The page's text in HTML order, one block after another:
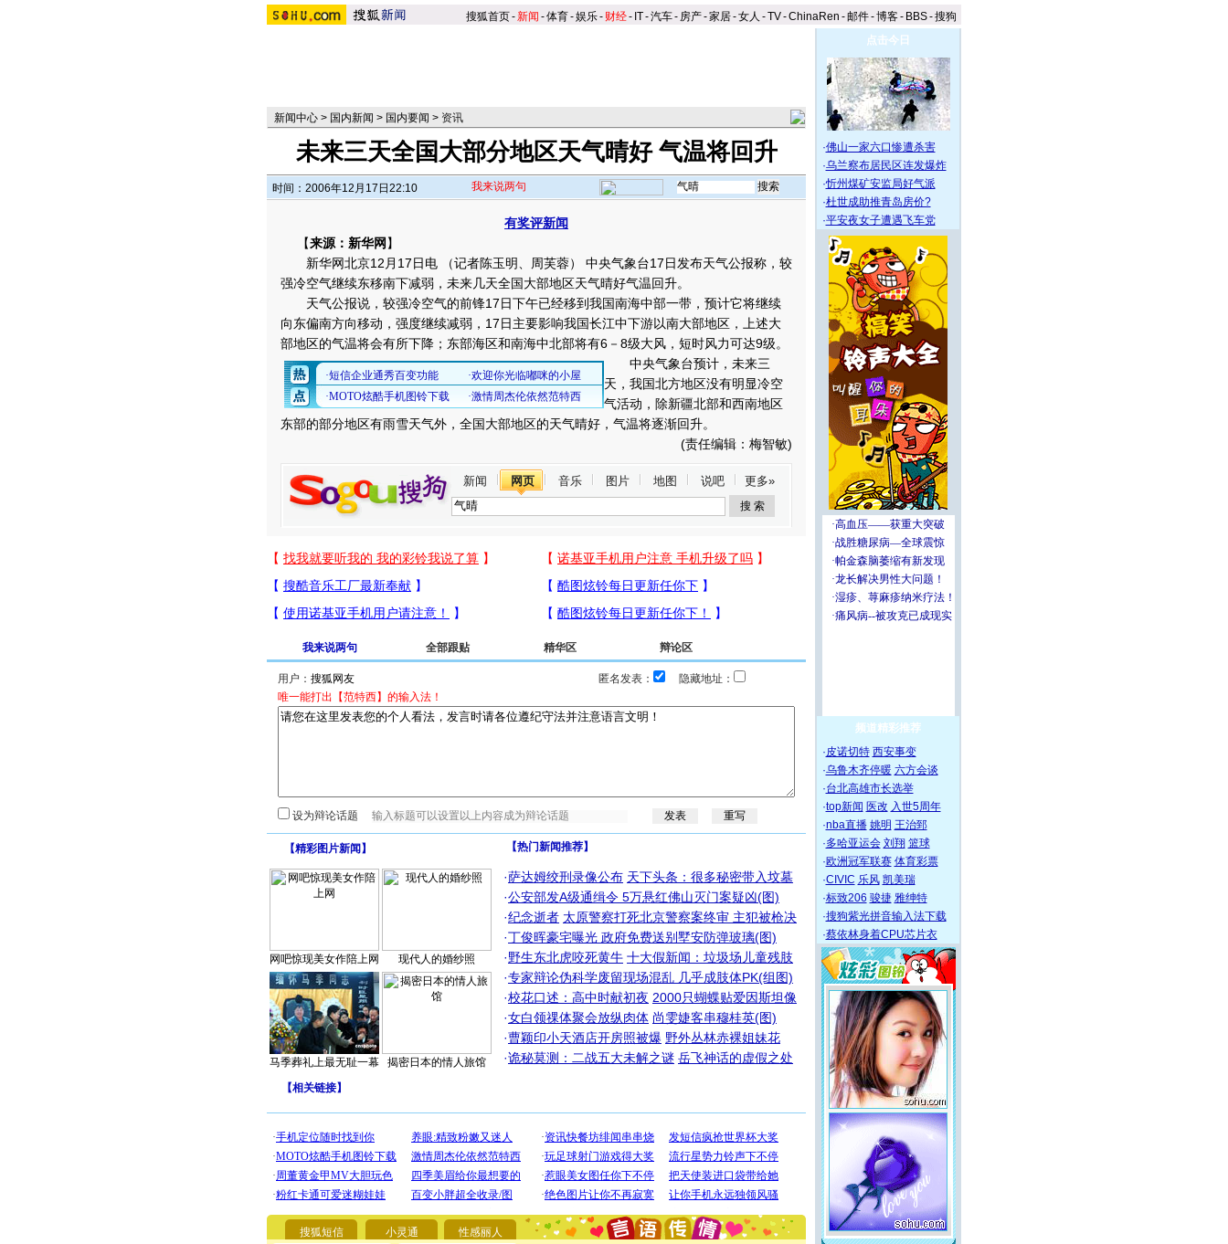
搜狐首页-新闻 -体育-娱乐- 财经- IT-汽车- 房产-家居-女人 -TV-ChinaRen -邮件-博客- BBS-搜狗
新闻中心 > 国内新闻 > 国内要闻 > 资讯
未来三天全国大部分地区天气晴好 气温将回升
时间：2006年12月17日22:10 我来说两句
有奖评新闻
【来源：新华网 】
新华网北京12月17日电 （记者陈玉明、周芙蓉） 中央气象台17日发布天气公报称，较
强冷空气继续东移南下减弱，未来几天全国大部地区天气晴好气温回升。
天气公报说，较强冷空气的前锋17日下午已经移到我国南海中部一带，预计它将继续
向东偏南方向移动，强度继续减弱，17日主要影响我国长江中下游以南大部地区，上述大
部地区的气温将会有所下降；东部海区和南海中北部将有6－8级大风，短时风力可达9级。
中央气象台预计，未来三
天，我国北方地区没有明显冷空
气活动，除新疆北部和西南地区
东部的部分地区有雨雪天气外，全国大部地区的天气晴好，气温将逐渐回升。
(责任编辑：梅智敏)
新闻 网页 音乐 图片 地图 说吧 更多»
我来说两句 全部跟贴 精华区 辩论区
用户： 匿名发表：
隐藏地址：
唯一能打出【范特西】的输入法！
设为辩论话题
【精彩图片新闻 】
网吧惊现美女作陪上网 现代人的婚纱照
马季葬礼上最无耻一幕 揭密日本的情人旅馆
【热门新闻推荐】
·萨达姆绞刑录像公布 天下头条：很多秘密带入坟墓
·公安部发A级通缉令 5万悬红佛山灭门案疑凶(图)
·纪念逝者 太原警察打死北京警察案终审 主犯被枪决
·丁俊晖豪宅曝光 政府免费送别墅安防弹玻璃(图)
·野生东北虎咬死黄牛 十大假新闻：垃圾场儿童残肢
·专家辩论伪科学废留现场混乱 几乎成肢体PK(组图)
·校花口述：高中时献初夜 2000只蝴蝶贴爱因斯坦像
·女白领祼体聚会放纵肉体 尚雯婕客串穆桂英(图)
·曹颖印小天酒店开房照被爆 野外丛林赤裸姐妹花
·诡秘莫测：二战五大未解之谜 岳飞神话的虚假之处
【相关链接】
搜狐短信 小灵通 性感丽人
你太多，只有给你五千万：千万快乐！千万要健康！千万
要平安！千万要知足！千万不要忘记我！
点击今日
·佛山一家六口惨遭杀害
·乌兰察布居民区连发爆炸
·忻州煤矿安监局好气派
·杜世成助推青岛房价?
·平安夜女子遭遇飞车党
频道精彩推荐
·皮诺切特 西安事变
·乌鲁木齐停暖 六方会谈
·台北高雄市长选举
·top新闻 医改 入世5周年
·nba直播 姚明 王治郅
·多哈亚运会 刘翔 篮球
·欧洲冠军联赛 体育彩票
·CIVIC 乐风 凯美瑞
·标致206 骏捷 雅绅特
·搜狗紫光拼音输入法下载
·蔡依林身着CPU芯片衣